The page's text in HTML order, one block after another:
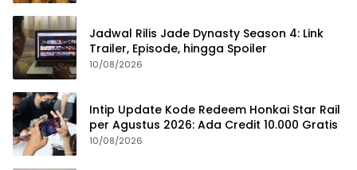
Jadwal Rilis Jade Dynasty Season 4: Link
Trailer, Episode, hingga Spoiler
10/08/2026
Intip Update Kode Redeem Honkai Star Rail
per Agustus 2026: Ada Credit 10.000 Gratis
10/08/2026